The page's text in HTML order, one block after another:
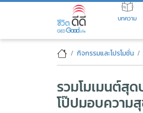
Skip
บทความ
พบกับ “โป๊ป ธนวรร
กิจกรรมและโปรโมชั่น
รวมโมเมนต์สุ
โป๊ปมอบความ